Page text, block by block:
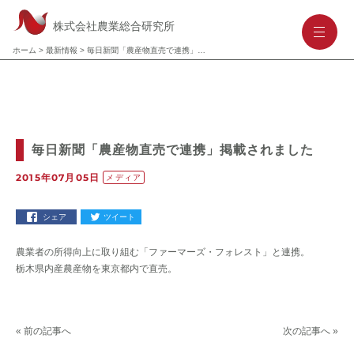
株式会社農業総合研究所
ホーム > 最新情報 >
--
毎日新聞「農産物直売で連携」掲載されました
2015年07月05日 メディア
シェア ツイート
農業者の所得向上に取り組む「ファーマーズ・フォレスト」と連携。
栃木県内産農産物を東京都内で直売。
次の記事へ »
« 前の記事へ